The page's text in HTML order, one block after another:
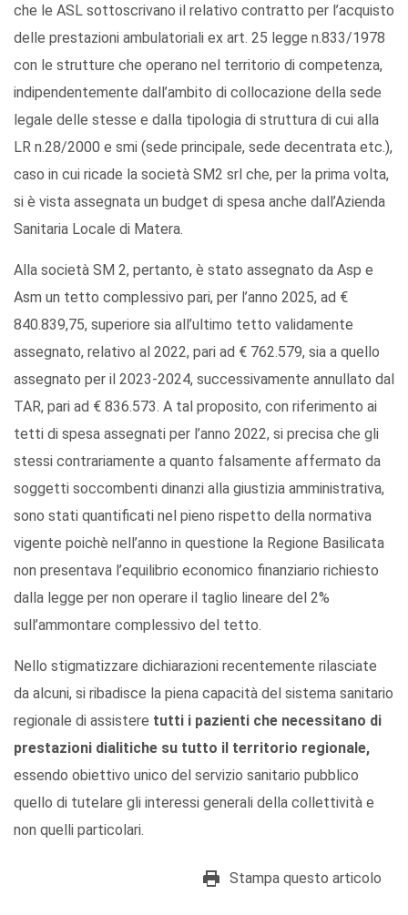
che le ASL sottoscrivano il relativo contratto per l’acquisto
delle prestazioni ambulatoriali ex art. 25 legge n.833/1978
con le strutture che operano nel territorio di competenza,
indipendentemente dall’ambito di collocazione della sede
legale delle stesse e dalla tipologia di struttura di cui alla
LR n.28/2000 e smi (sede principale, sede decentrata etc.),
caso in cui ricade la società SM2 srl che, per la prima volta,
si è vista assegnata un budget di spesa anche dall’Azienda
Sanitaria Locale di Matera.
Alla società SM 2, pertanto, è stato assegnato da Asp e
Asm un tetto complessivo pari, per l’anno 2025, ad €
840.839,75, superiore sia all’ultimo tetto validamente
assegnato, relativo al 2022, pari ad € 762.579, sia a quello
assegnato per il 2023-2024, successivamente annullato dal
TAR, pari ad € 836.573. A tal proposito, con riferimento ai
tetti di spesa assegnati per l’anno 2022, si precisa che gli
stessi contrariamente a quanto falsamente affermato da
soggetti soccombenti dinanzi alla giustizia amministrativa,
sono stati quantificati nel pieno rispetto della normativa
vigente poichè nell’anno in questione la Regione Basilicata
non presentava l’equilibrio economico finanziario richiesto
dalla legge per non operare il taglio lineare del 2%
sull’ammontare complessivo del tetto.
Nello stigmatizzare dichiarazioni recentemente rilasciate
da alcuni, si ribadisce la piena capacità del sistema sanitario
regionale di assistere tutti i pazienti che necessitano di
prestazioni dialitiche su tutto il territorio regionale,
essendo obiettivo unico del servizio sanitario pubblico
quello di tutelare gli interessi generali della collettività e
non quelli particolari.
Stampa questo articolo